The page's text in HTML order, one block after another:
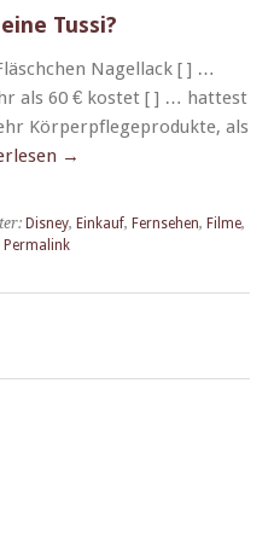
Tussi?
Nag­el­lack [ ] …
als 60 € kostet [ ] … hat­test
Kör­perpflege­pro­duk­te, als
→
Disney, Einkauf, Fernsehen, Filme,
Permalink